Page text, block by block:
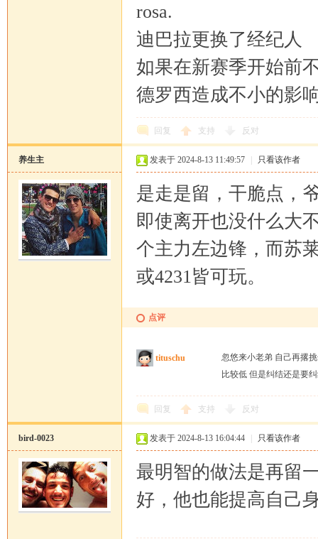
rosa.
迪巴拉更换了经纪人
如果在新赛季开始前
德罗西造成不小的影
回复 支持 反对
养生主 发表于 2024-8-13 11:49:57 只看该作者
是走是留，干脆点，
即使离开也没什么大
个主力左边锋，而苏
或4231皆可玩。
点评
tituschu
忽悠来小老弟 自己再撂
比较低 但是纠结还是要
回复 支持 反对
bird-0023 发表于 2024-8-13 16:04:44 只看该作者
最明智的做法是再留
好，他也能提高自己